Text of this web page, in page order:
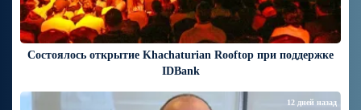
Состоялось открытие Khachaturian Rooftop при поддержке
IDBank
12 дней назад